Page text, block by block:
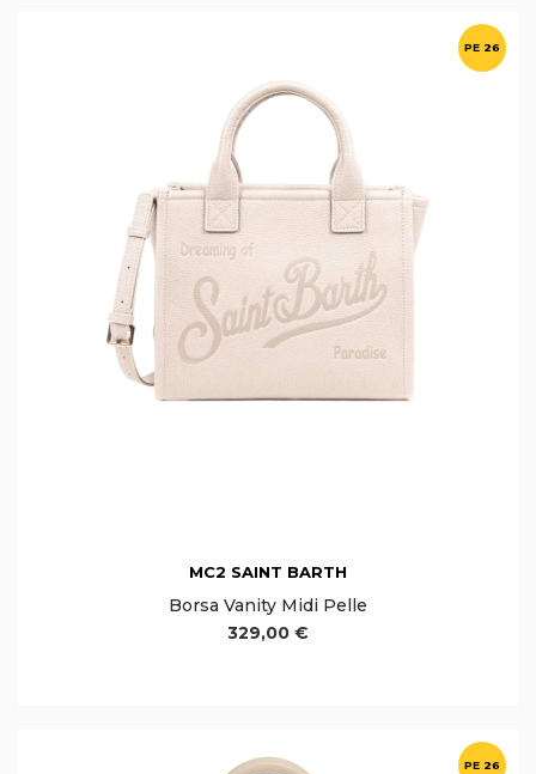
PE 26
MC2 SAINT BARTH
Borsa Vanity Midi Pelle
329,00 €
PE 26